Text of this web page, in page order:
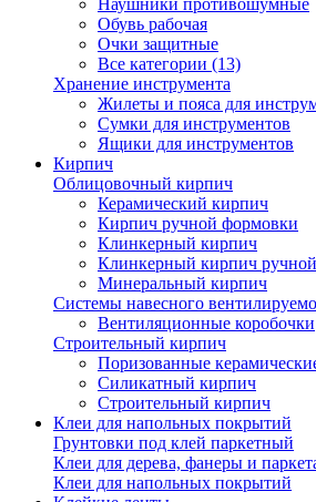
Наушники противошумные
Обувь рабочая
Очки защитные
Все категории (13)
Хранение инструмента
Жилеты и пояса для
Сумки для инструментов
Ящики для инструментов
Кирпич
Облицовочный кирпич
Керамический кирпич
Кирпич ручной формовки
Клинкерный кирпич
Клинкерный кирпич
Минеральный кирпич
Системы навесного
Вентиляционные коробочки
Строительный кирпич
Поризованные
Силикатный кирпич
Строительный кирпич
Клеи для напольных покрытий
Грунтовки под клей паркетный
Клеи для дерева, фанеры и
Клеи для напольных покрытий